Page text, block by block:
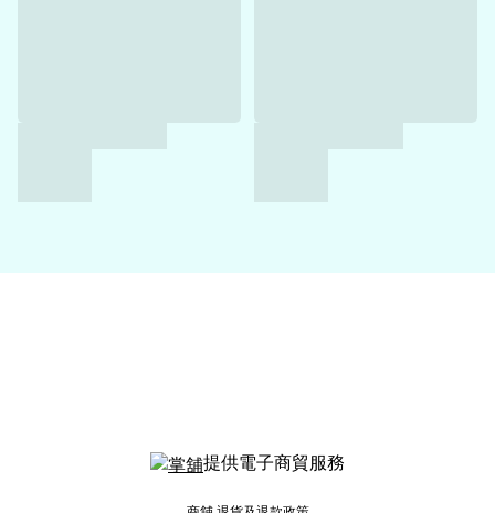
提供電子商貿服務